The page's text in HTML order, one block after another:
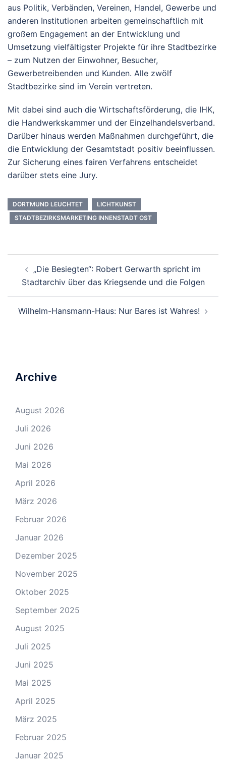
aus Politik, Verbänden, Vereinen, Handel, Gewerbe und
anderen Institutionen arbeiten gemeinschaftlich mit
großem Engagement an der Entwicklung und
Umsetzung vielfältigster Projekte für ihre Stadtbezirke
– zum Nutzen der Einwohner, Besucher,
Gewerbetreibenden und Kunden. Alle zwölf
Stadtbezirke sind im Verein vertreten.
Mit dabei sind auch die Wirtschaftsförderung, die IHK,
die Handwerkskammer und der Einzelhandelsverband.
Darüber hinaus werden Maßnahmen durchgeführt, die
die Entwicklung der Gesamtstadt positiv beeinflussen.
Zur Sicherung eines fairen Verfahrens entscheidet
darüber stets eine Jury.
DORTMUND LEUCHTET
LICHTKUNST
STADTBEZIRKSMARKETING INNENSTADT OST
Navigation
„Die Besiegten“: Robert Gerwarth spricht im
Stadtarchiv über das Kriegsende und die Folgen
Wilhelm-Hansmann-Haus: Nur Bares ist Wahres!
Archive
August 2026
Juli 2026
Juni 2026
Mai 2026
April 2026
März 2026
Februar 2026
Januar 2026
Dezember 2025
November 2025
Oktober 2025
September 2025
August 2025
Juli 2025
Juni 2025
Mai 2025
April 2025
März 2025
Februar 2025
Januar 2025